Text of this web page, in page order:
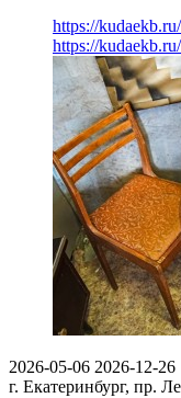
https://
https://
2026-05-06 2026-12-26
г. Екатеринбург, пр.